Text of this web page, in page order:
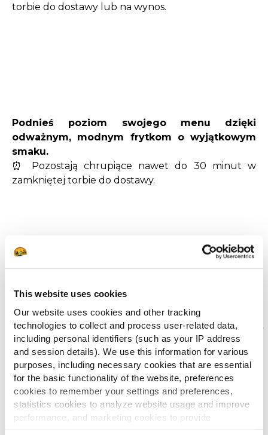
This website uses cookies
Our website uses cookies and other tracking
technologies to collect and process user-related data,
including personal identifiers (such as your IP address
and session details). We use this information for various
purposes, including necessary cookies that are essential
for the basic functionality of the website, preferences
cookies to remember your settings and preferences,
statistics cookies to analyze website usage and improve
performance, and marketing cookies to provide
personalized content and advertising.
torbie do dostawy lub na wynos.
Podnieś poziom swojego menu dzięki
odważnym, modnym frytkom o wyjątkowym
smaku.
⏰ Pozostają chrupiące nawet do 30 minut w
zamkniętej torbie do dostawy.
SureCrisp to: